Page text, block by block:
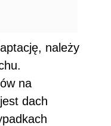
należy
na
dach